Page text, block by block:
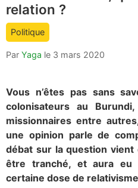
count
is:
relation ?
Politique
Par Yaga le 3 mars 2020
Vous n’êtes pas sans
colonisateurs au
missionnaires entre
une opinion parle de
débat sur la question
être tranché, et aura
certaine dose de